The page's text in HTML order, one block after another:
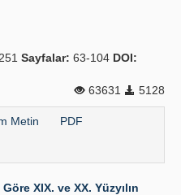
Sayfalar: 63-104 DOI:
63631
5128
Metin PDF
XIX. ve XX. Yüzyılın